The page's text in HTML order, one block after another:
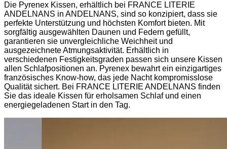
Die Pyrenex Kissen, erhältlich bei FRANCE LITERIE
ANDELNANS in ANDELNANS, sind so konzipiert, dass sie
perfekte Unterstützung und höchsten Komfort bieten. Mit
sorgfältig ausgewählten Daunen und Federn gefüllt,
garantieren sie unvergleichliche Weichheit und
ausgezeichnete Atmungsaktivität. Erhältlich in
verschiedenen Festigkeitsgraden passen sich unsere Kissen
allen Schlafpositionen an. Pyrenex bewahrt ein einzigartiges
französisches Know-how, das jede Nacht kompromisslose
Qualität sichert. Bei FRANCE LITERIE ANDELNANS finden
Sie das ideale Kissen für erholsamen Schlaf und einen
energiegeladenen Start in den Tag.